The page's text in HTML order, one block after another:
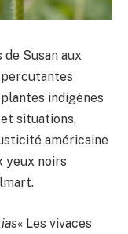
Susan aux
indigènes
situations,
américaine
yeux noirs
« Les vivaces